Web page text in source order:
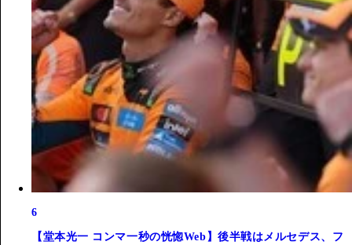
6
【堂本光一 コンマ一秒の恍惚Web】後半戦はメルセデス、フ